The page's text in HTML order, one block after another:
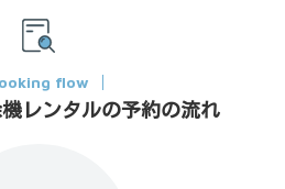
flow
レンタルの予約の流れ